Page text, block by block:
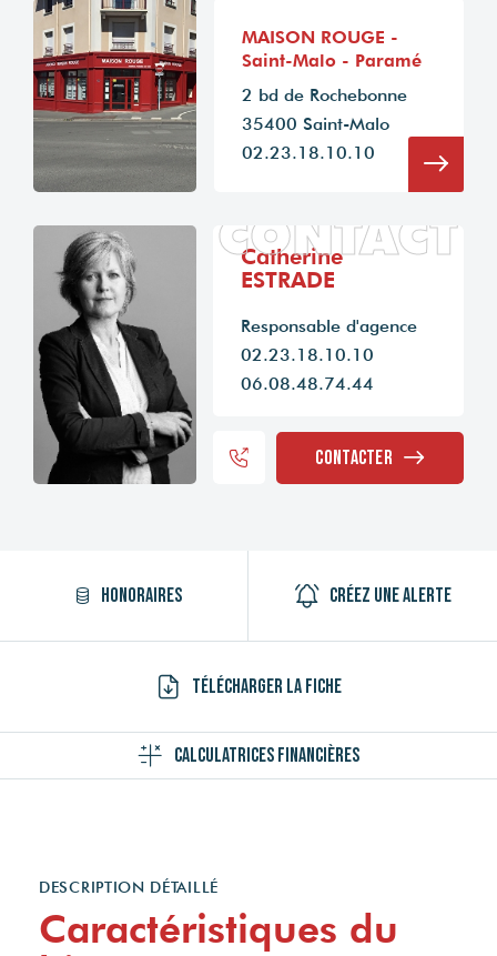
MAISON ROUGE -
Saint-Malo - Paramé
2 bd de Rochebonne
35400 Saint-Malo
02.23.18.10.10
CONTACT
Catherine
ESTRADE
Responsable d'agence
02.23.18.10.10
06.08.48.74.44
Contacter
Honoraires Créez une alerte
Télécharger la fiche
Calculatrices financières
DESCRIPTION DÉTAILLÉ
Caractéristiques du